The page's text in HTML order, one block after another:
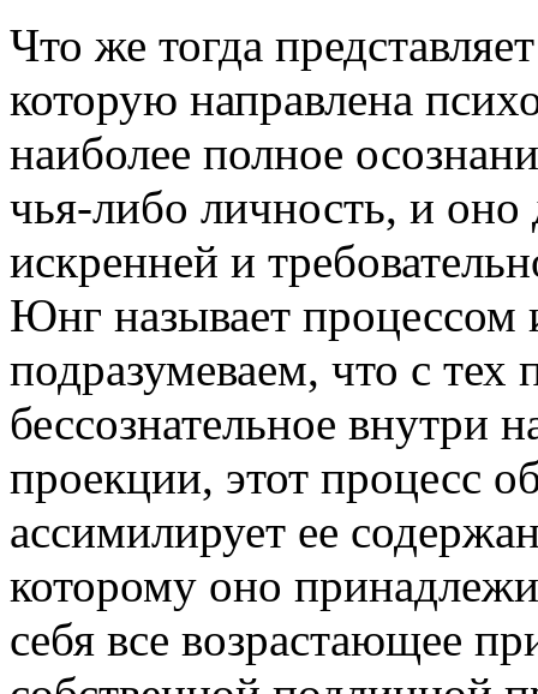
Что же тогда
которую направлена
наиболее полное
чья-либо личность, и оно
искренней и
Юнг называет
подразумеваем, что с тех
бессознательное внутри
проекции, этот процесс
ассимилирует ее
которому оно
себя все возрастающее